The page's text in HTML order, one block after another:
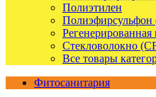
Полиэтилен
Полиэфирсульфон
Стекловолокно
Все товары
Фитосанитария